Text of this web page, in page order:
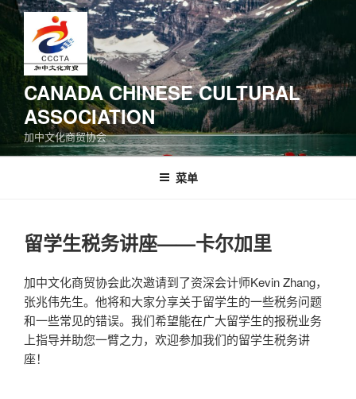
跳
内
容
CANADA CHINESE CULTURAL
ASSOCIATION
加中文化商贸协会
菜单
留学生税务讲座——卡尔加里
加中文化商贸协会此次邀请到了资深会计师Kevin Zhang，
张兆伟先生。他将和大家分享关于留学生的一些税务问题
和一些常见的错误。我们希望能在广大留学生的报税业务
上指导并助您一臂之力，欢迎参加我们的留学生税务讲
座！